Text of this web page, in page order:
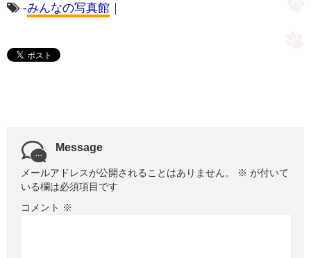
-みんなの写真館 ｜
Message
メールアドレスが公開されることはありません。 ※ が付いて
いる欄は必須項目です
コメント ※